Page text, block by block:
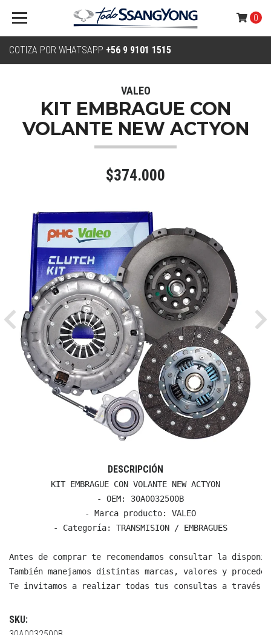
COTIZA POR WHATSAPP +56 9 9101 1515
0
VALEO
KIT EMBRAGUE CON
VOLANTE NEW ACTYON
$374.000
Previous
DESCRIPCIÓN
KIT EMBRAGUE CON VOLANTE NEW ACTYON
  - OEM: 30A0032500B
  - Marca producto: VALEO
  - Categoría: TRANSMISION / EMBRAGUES
Antes de comprar te recomendamos consultar la
También manejamos distintas marcas, valores y
Te invitamos a realizar todas tus consultas a través
SKU: